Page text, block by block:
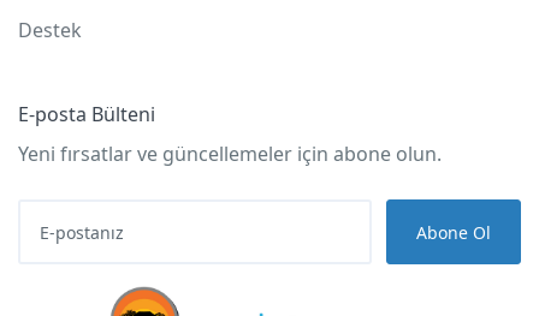
Destek
E-posta Bülteni
Yeni fırsatlar ve güncellemeler için abone olun.
Abone Ol